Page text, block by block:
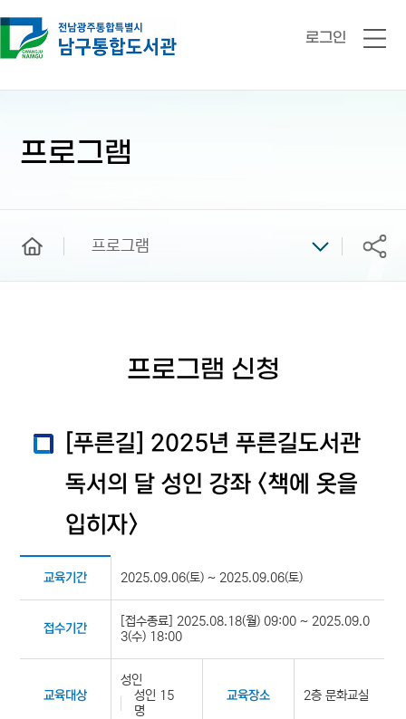
로그인
전
프로그램
프로그램 공유
프로그램 신청
[푸른길] 2025년 푸른길도서관
독서의 달 성인 강좌 <책에 옷을
입히자>
교육기간 2025.09.06(토) ~ 2025.09.06(토)
접수기간
[접수종료] 2025.08.18(월) 09:00 ~ 2025.09.0
3(수) 18:00
교육대상
성인
성인 15
명
교육장소 2층 문화교실